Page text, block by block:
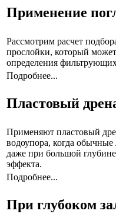
Применение
Рассмотрим расчет
прослойки, который
определения
Подробнее...
Пластовый
Применяют пластовый
водоупора, когда
даже при большой
эффекта.
Подробнее...
При глубоком